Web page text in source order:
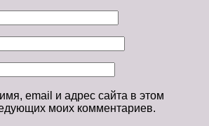
email и адрес сайта в этом
моих комментариев.